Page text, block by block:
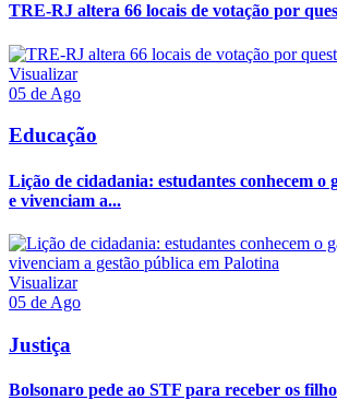
TRE-RJ altera 66 locais de votação por
Visualizar
05 de Ago
Educação
Lição de cidadania: estudantes conhecem o
e vivenciam a...
Visualizar
05 de Ago
Justiça
Bolsonaro pede ao STF para receber os